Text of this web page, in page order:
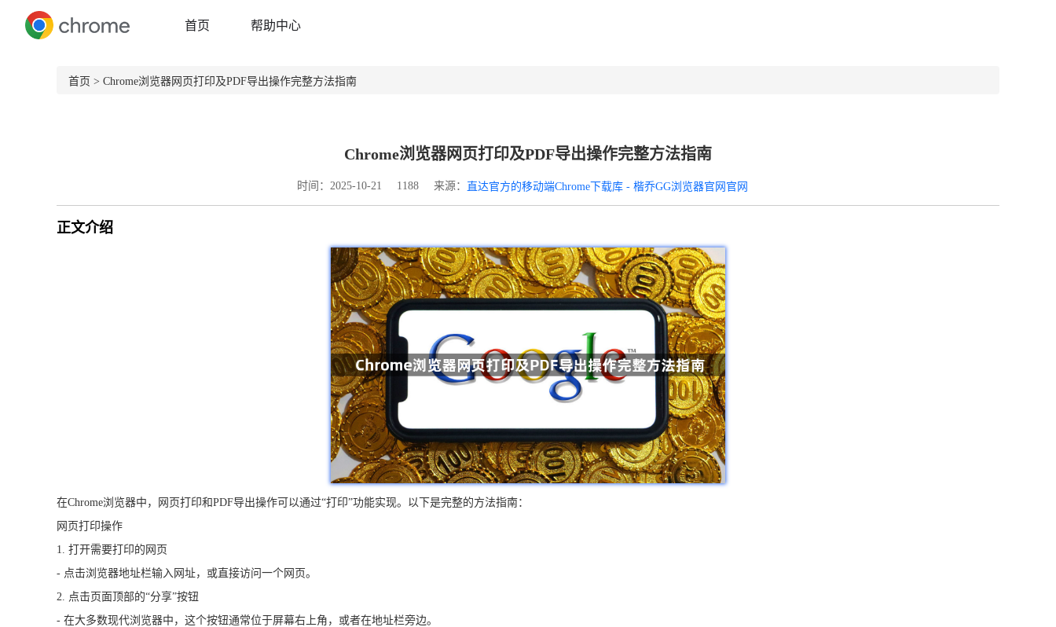
首页 帮助中心
首页 > Chrome浏览器网页打印及PDF导出操作完整方法指南
Chrome浏览器网页打印及PDF导出操作完整方法指南
时间：2025-10-21 1188 来源： 直达官方的移动端Chrome下载库 - 楷乔GG浏览器官网官网
正文介绍
在Chrome浏览器中，网页打印和PDF导出操作可以通过“打印”功能实现。以下是完整的方法指南：
网页打印操作
1. 打开需要打印的网页
- 点击浏览器地址栏输入网址，或直接访问一个网页。
2. 点击页面顶部的“分享”按钮
- 在大多数现代浏览器中，这个按钮通常位于屏幕右上角，或者在地址栏旁边。